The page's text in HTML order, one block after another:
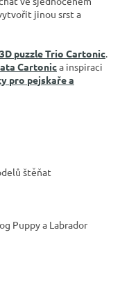
jinou srst a
3D puzzle Trio Cartonic
Cartonica inspiraci
pro pejskaře a
štěňat
Puppy a Labrador